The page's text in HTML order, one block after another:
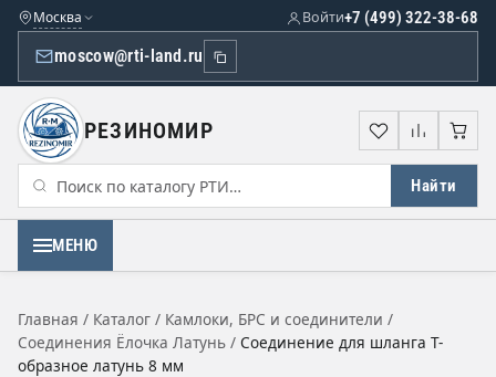
Москва
moscow@rti-land.ru
+7 (499) 322-38-68
Войти
РЕЗИНОМИР
Найти
Избранное
МЕНЮ
Главная / Каталог / Камлоки, БРС и соединители /
Соединения Ёлочка Латунь / Соединение для шланга Т-
образное латунь 8 мм